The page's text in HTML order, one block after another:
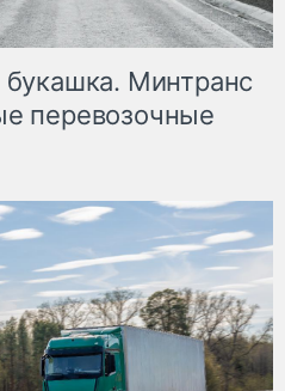
Минтранс
перевозочные